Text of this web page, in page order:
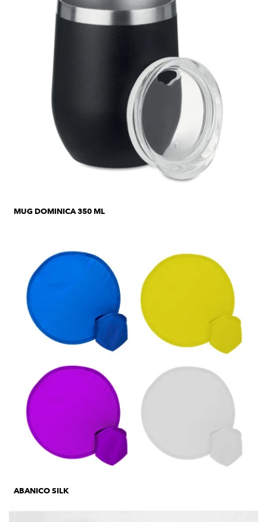
MUG DOMINICA 350 ML
ABANICO SILK